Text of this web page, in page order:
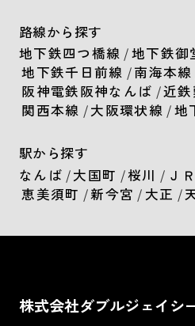
路線から探す
地下鉄四つ橋線 /地下鉄御
地下鉄千日前線 /南海本線
阪神電鉄阪神なんば /近
関西本線 /大阪環状線 /地
駅から探す
なんば /大国町 /桜川 / Ｊ
恵美須町 /新今宮 / 大正 /
株式会社ダブルジェイ